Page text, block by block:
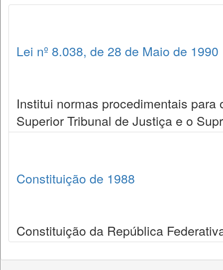
Lei nº 8.038, de 28 de Maio de 1990
Institui normas procedimentais
Superior Tribunal de Justiça e o
Constituição de 1988
Constituição da República